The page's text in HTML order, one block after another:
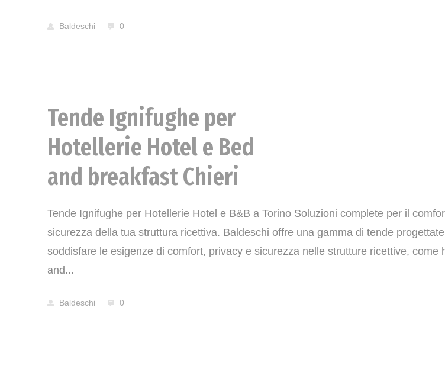
Baldeschi 0
News
Tende Ignifughe per
Hotellerie Hotel e Bed
and breakfast Chieri
Tende Ignifughe per Hotellerie Hotel e B&B a Torino Soluzioni complete per il
sicurezza della tua struttura ricettiva. Baldeschi offre una gamma di tende
soddisfare le esigenze di comfort, privacy e sicurezza nelle strutture ricettive, come
and...
Baldeschi 0